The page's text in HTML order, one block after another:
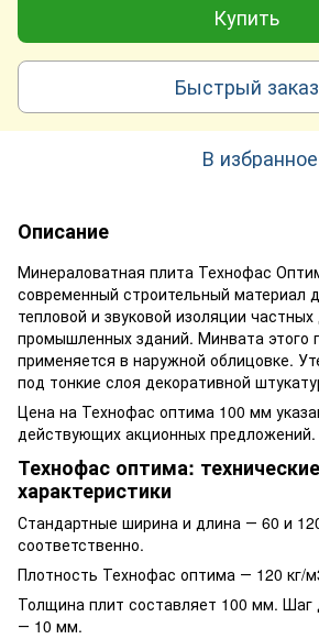
Купить
Быстрый заказ
В избранное
Описание
Минераловатная плита Технофас
современный строительный материал
тепловой и звуковой изоляции
промышленных зданий. Минвата этого
применяется в наружной облицовке.
под тонкие слоя декоративной
Цена на Технофас оптима 100 мм
действующих акционных предложений.
Технофас оптима: технические
характеристики
Стандартные ширина и длина ― 60 и
соответственно.
Плотность Технофас оптима ― 120 кг/
Толщина плит составляет 100 мм. Шаг
― 10 мм.